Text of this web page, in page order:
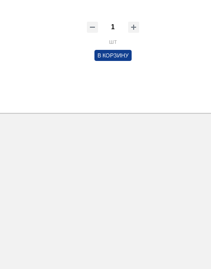
шт
В КОРЗИНУ